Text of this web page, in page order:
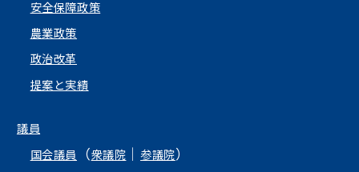
安全保障政策
農業政策
政治改革
提案と実績
議員
国会議員
（衆議院 ｜参議院）